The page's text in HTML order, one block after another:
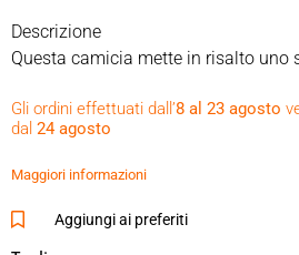
Descrizione
Questa camicia mette in risalto uno
cotone/poliestere lavato con pietra
morbidezza ineguagliabile.
quali il carré posteriore in tessuto
con automatici che rimane in
Gli ordini effettuati dall’8 al 23 agosto
dal 24 agosto
Maggiori informazioni
Aggiungi ai preferiti